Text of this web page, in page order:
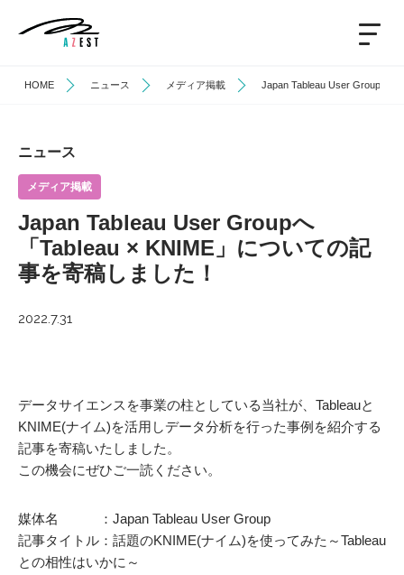
HOME ニュース メディア掲載 Japan Tableau User Groupへ
ニュース
メディア掲載
Japan Tableau User Groupへ
「Tableau × KNIME」についての記
事を寄稿しました！
2022.7.31
データサイエンスを事業の柱としている当社が、Tableauと
KNIME(ナイム)を活用しデータ分析を行った事例を紹介する
記事を寄稿いたしました。
この機会にぜひご一読ください。
媒体名 ：Japan Tableau User Group
記事タイトル：話題のKNIME(ナイム)を使ってみた～Tableau
との相性はいかに～